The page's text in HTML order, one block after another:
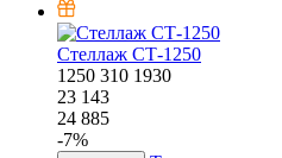
Стеллаж СТ-1250
1250 310 1930
23 143
24 885
-7%